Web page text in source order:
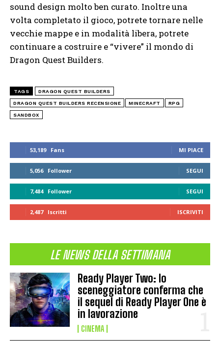
53,189 Fans MI PIACE
5,056 Follower SEGUI
7,484 Follower SEGUI
2,487 Iscritti ISCRIVITI
LE NEWS DELLA SETTIMANA
Ready Player Two: lo
sceneggiatore conferma che
il sequel di Ready Player One è
in lavorazione
CINEMA
sound design molto ben curato. Inoltre una
volta completato il gioco, potrete tornare nelle
vecchie mappe e in modalità libera, potrete
continuare a costruire e “vivere” il mondo di
Dragon Quest Builders.
TAGS DRAGON QUEST BUILDERS
DRAGON QUEST BUILDERS RECENSIONE MINECRAFT RPG
SANDBOX